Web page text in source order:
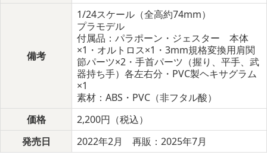
備考
1/24スケール（全高約74mm）
プラモデル
付属品：パラポーン・ジェスター 本体
×1・オルトロス×1・3mm規格変換用肩関
節パーツ×2・手首パーツ（握り、平手、武
器持ち手）各左右分・PVC製ヘキサグラム
×1
素材：ABS・PVC（非フタル酸）
価格
2,200円（税込）
発売日
2022年2月 再販：2025年7月